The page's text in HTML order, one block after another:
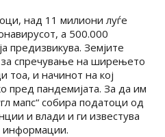
над 11 милиони луѓе
а 500.000
предизвикува. Земјите
спречување на ширењето
тоа, и начинот на кој
пред пандемијата. За да им
мапс“ собира податоци од
и влади и ги известува
информации.